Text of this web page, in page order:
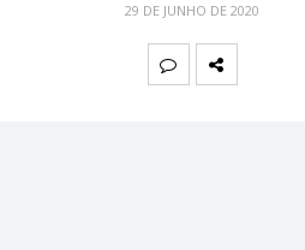
29 DE JUNHO DE 2020